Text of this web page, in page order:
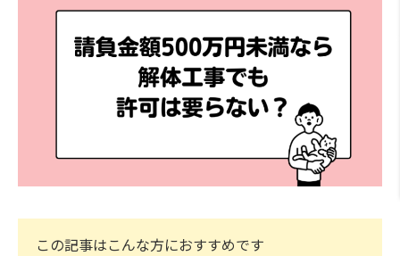
この記事はこんな方におすすめです